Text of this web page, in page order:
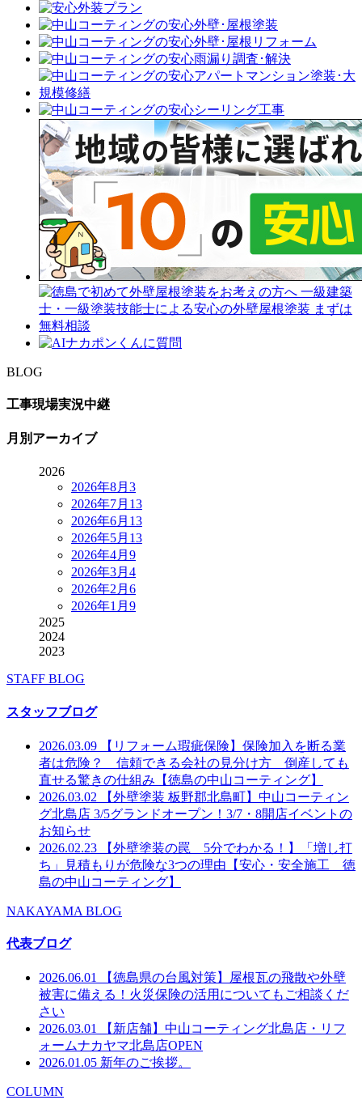
BLOG
工事現場実況中継
月別アーカイブ
2026
2026年8月 3
2026年7月 13
2026年6月 13
2026年5月 13
2026年4月 9
2026年3月 4
2026年2月 6
2026年1月 9
2025
2024
2023
STAFF BLOG
スタッフブログ
2026.03.09
【リフォーム瑕疵保険】保険加入を断る業
者は危険？ 信頼できる会社の見分け方 倒産しても
直せる驚きの仕組み【徳島の中山コーティング】
2026.03.02
【外壁塗装 板野郡北島町】中山コーティン
グ北島店 3/5グランドオープン！3/7・8開店イベントの
お知らせ
2026.02.23
【外壁塗装の罠 5分でわかる！】「増し打
ち」見積もりが危険な3つの理由【安心・安全施工 徳
島の中山コーティング】
NAKAYAMA BLOG
代表ブログ
2026.06.01
【徳島県の台風対策】屋根瓦の飛散や外壁
被害に備える！火災保険の活用についてもご相談くだ
さい
2026.03.01
【新店舗】中山コーティング北島店・リフ
ォームナカヤマ北島店OPEN
2026.01.05 新年のご挨拶。
COLUMN